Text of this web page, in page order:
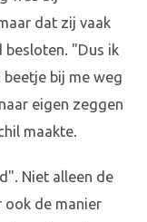
dat zij vaak
"Dus ik
bij me weg
eigen zeggen
maakte.
Niet alleen de
ook de manier